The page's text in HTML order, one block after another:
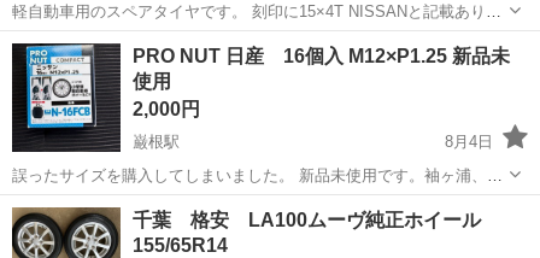
軽自動車用のスペアタイヤです。 刻印に15×4T NISSANと記載ありま
す。 タイヤサイズは125/70-15、外径556mmなので標準的な155/65-
14(557mm)のスペアに丁度よいサイズです。 適合多数か...
千葉 匝瑳市 タイヤ、ホイール
PRO NUT 日産 16個入 M12×P1.25 新品未
使用
2,000円
巌根駅
8月4日
誤ったサイズを購入してしまいました。 新品未使用です。袖ヶ浦、木
更津、君津、富津 近辺の方であれば受け渡し場所は柔軟に対応しま
す。 ニッサン車向けのコンパクトなホイールナット16個セットで、全
長25mm、ヘッドサイズ21m...
千葉 木更津市 巌根駅 タイヤ、ホイール
千葉 格安 LA100ムーヴ純正ホイール
155/65R14